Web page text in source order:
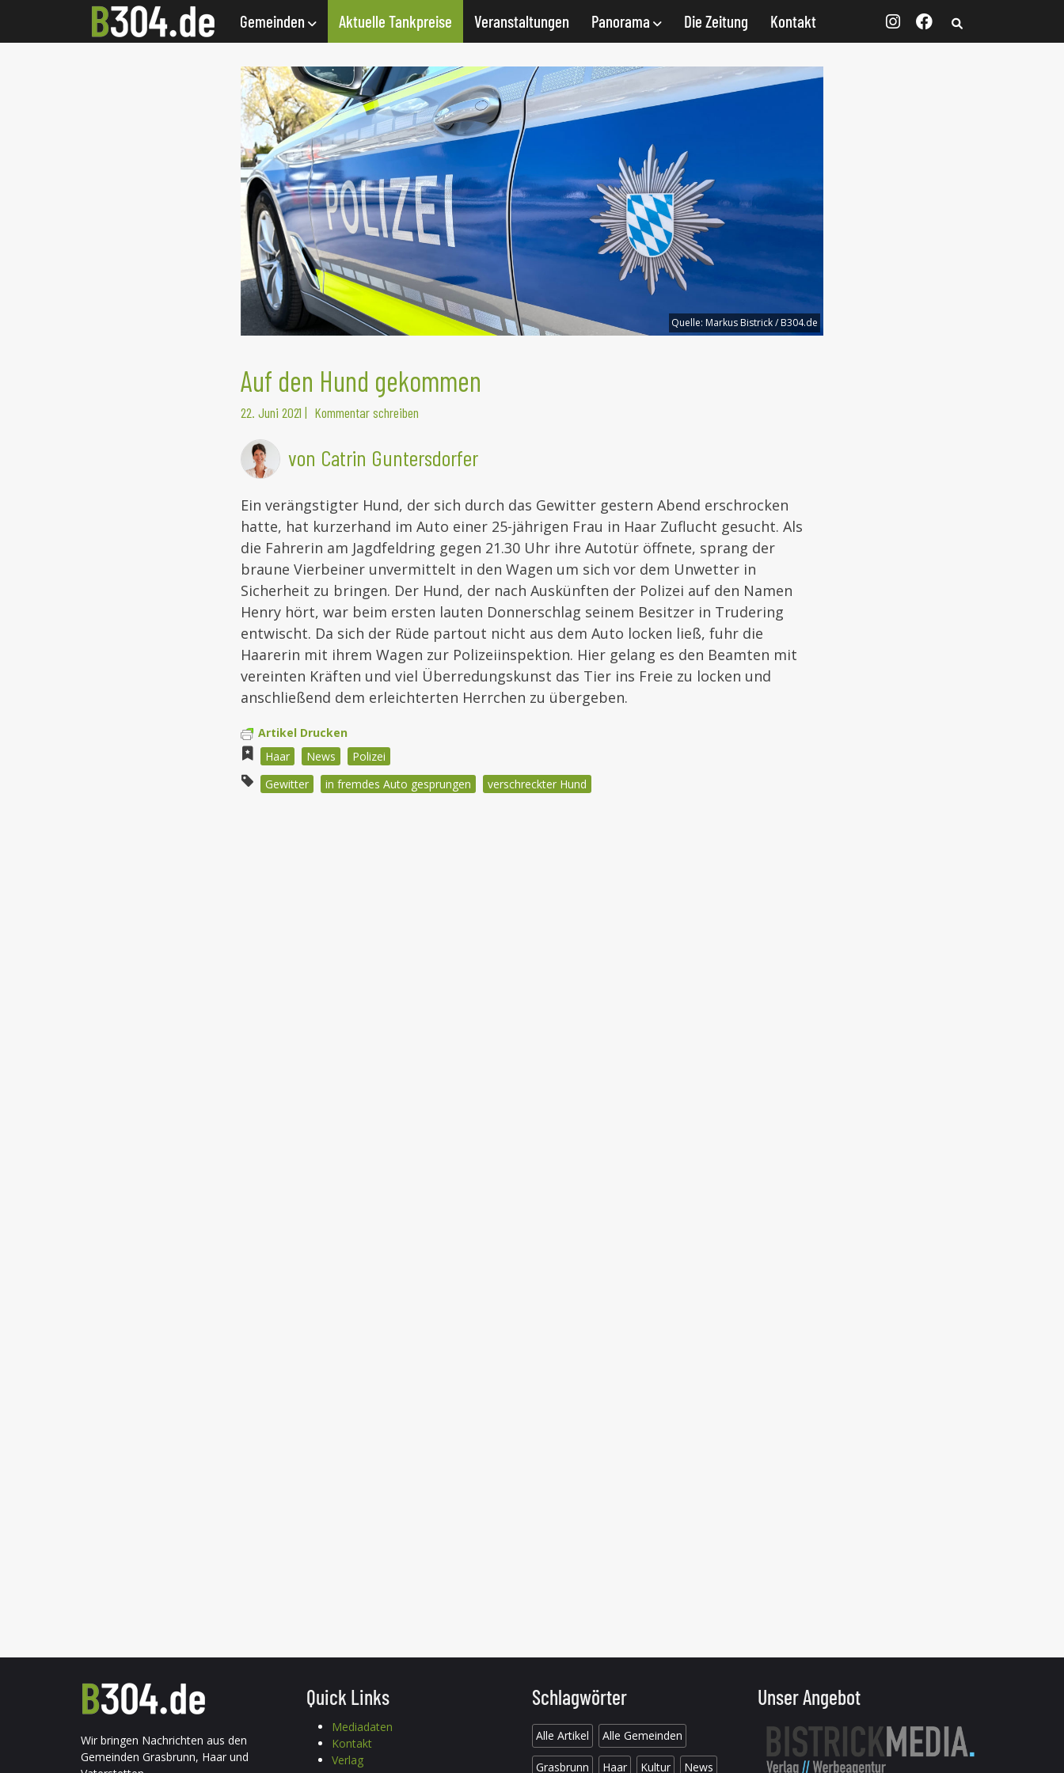
Gemeinden Aktuelle Tankpreise Veranstaltungen Panorama Die Zeitung Kontakt
Quelle: Markus Bistrick / B304.de
Auf den Hund gekommen
22. Juni 2021 | Kommentar schreiben
von Catrin Guntersdorfer
Ein verängstigter Hund, der sich durch das Gewitter gestern Abend erschrocken
hatte, hat kurzerhand im Auto einer 25-jährigen Frau in Haar Zuflucht gesucht. Als
die Fahrerin am Jagdfeldring gegen 21.30 Uhr ihre Autotür öffnete, sprang der
braune Vierbeiner unvermittelt in den Wagen um sich vor dem Unwetter in
Sicherheit zu bringen. Der Hund, der nach Auskünften der Polizei auf den Namen
Henry hört, war beim ersten lauten Donnerschlag seinem Besitzer in Trudering
entwischt. Da sich der Rüde partout nicht aus dem Auto locken ließ, fuhr die
Haarerin mit ihrem Wagen zur Polizeiinspektion. Hier gelang es den Beamten mit
vereinten Kräften und viel Überredungskunst das Tier ins Freie zu locken und
anschließend dem erleichterten Herrchen zu übergeben.
Artikel Drucken
Haar
News
Polizei
Gewitter
in fremdes Auto gesprungen verschreckter Hund
Wir bringen Nachrichten aus den
Gemeinden Grasbrunn, Haar und
Quick Links
Mediadaten
Kontakt
Verlag
Schlagwörter
Alle Artikel Alle Gemeinden
Grasbrunn Haar Kultur News
Unser Angebot